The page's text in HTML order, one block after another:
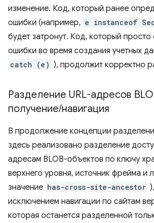
изменение. Код, который ранее
ошибки (например, e instanceof
будет затронут. Код, который
ошибки во время создания учетных
catch (e) ), продолжит корректно
Разделение URL-адресов
получение/навигация
В продолжение концепции
здесь реализовано разделение
адресам BLOB-объектов по ключу
верхнего уровня, источник фрейма и
значение has-cross-site-ancestor
исключением навигации по сайтам
которая останется разделенной